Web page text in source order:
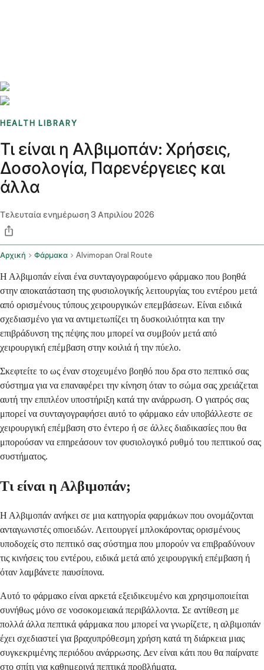
HEALTH LIBRARY
Τι είναι η Αλβιμοπάν: Χρήσεις,
Δοσολογία, Παρενέργειες και
άλλα
Τελευταία ενημέρωση3 Απριλίου 2026
Αρχική Φάρμακα Alvimopan Oral Route
Η Αλβιμοπάν είναι ένα συνταγογραφούμενο φάρμακο που βοηθά
στην αποκατάσταση της φυσιολογικής λειτουργίας του εντέρου μετά
από ορισμένους τύπους χειρουργικών επεμβάσεων. Είναι ειδικά
σχεδιασμένο για να αντιμετωπίζει τη δυσκοιλιότητα και την
επιβράδυνση της πέψης που μπορεί να συμβούν μετά από
χειρουργική επέμβαση στην κοιλιά ή την πύελο.
Σκεφτείτε το ως έναν στοχευμένο βοηθό που δρα στο πεπτικό σας
σύστημα για να επαναφέρει την κίνηση όταν το σώμα σας χρειάζεται
αυτή την επιπλέον υποστήριξη κατά την ανάρρωση. Ο γιατρός σας
μπορεί να συνταγογραφήσει αυτό το φάρμακο εάν υποβάλλεστε σε
χειρουργική επέμβαση στο έντερο ή σε άλλες διαδικασίες που θα
μπορούσαν να επηρεάσουν τον φυσιολογικό ρυθμό του πεπτικού σας
συστήματος.
Τι είναι η Αλβιμοπάν;
Η Αλβιμοπάν ανήκει σε μια κατηγορία φαρμάκων που ονομάζονται
ανταγωνιστές οπιοειδών. Λειτουργεί μπλοκάροντας ορισμένους
υποδοχείς στο πεπτικό σας σύστημα που μπορούν να επιβραδύνουν
τις κινήσεις του εντέρου, ειδικά μετά από χειρουργική επέμβαση ή
όταν λαμβάνετε παυσίπονα.
Αυτό το φάρμακο είναι αρκετά εξειδικευμένο και χρησιμοποιείται
συνήθως μόνο σε νοσοκομειακά περιβάλλοντα. Σε αντίθεση με
πολλά άλλα πεπτικά φάρμακα που μπορεί να γνωρίζετε, η αλβιμοπάν
έχει σχεδιαστεί για βραχυπρόθεσμη χρήση κατά τη διάρκεια μιας
συγκεκριμένης περιόδου ανάρρωσης. Δεν είναι κάτι που θα παίρνατε
στο σπίτι για καθημερινά πεπτικά προβλήματα.